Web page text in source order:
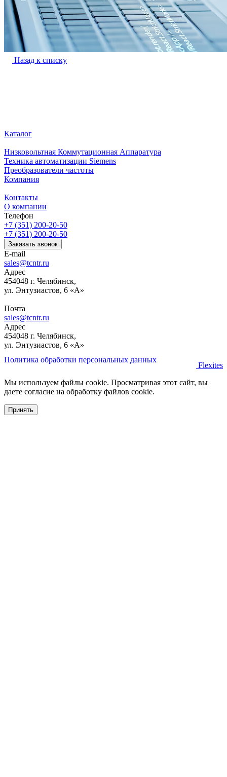
Назад к списку
Каталог
Низковольтная Коммутационная Аппаратура
Техника автоматизации Siemens
Преобразователи частоты
Компания
Контакты
О компании
Телефон
+7 (351) 200-20-50
+7 (351) 200-20-50
Заказать звонок
E-mail
sales@tcntr.ru
Адрес
454048 г. Челябинск,
ул. Энтузиастов, 6 «А»
Почта
sales@tcntr.ru
Адрес
454048 г. Челябинск,
ул. Энтузиастов, 6 «А»
Политика обработки персональных данных
Flexites
Мы используем файлы cookie. Просматривая этот сайт, вы
даете согласие на обработку файлов cookie.
Принять